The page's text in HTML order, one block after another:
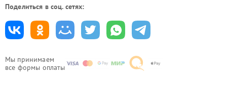
Мы принимаем
все формы оплаты
Поделиться в соц. сетях: